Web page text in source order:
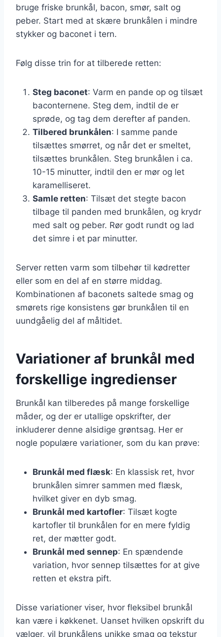
bruge friske brunkål, bacon, smør, salt og
peber. Start med at skære brunkålen i mindre
stykker og baconet i tern.
Følg disse trin for at tilberede retten:
Steg baconet: Varm en pande op og tilsæt
baconternene. Steg dem, indtil de er
sprøde, og tag dem derefter af panden.
Tilbered brunkålen: I samme pande
tilsættes smørret, og når det er smeltet,
tilsættes brunkålen. Steg brunkålen i ca.
10-15 minutter, indtil den er mør og let
karamelliseret.
Samle retten: Tilsæt det stegte bacon
tilbage til panden med brunkålen, og krydr
med salt og peber. Rør godt rundt og lad
det simre i et par minutter.
Server retten varm som tilbehør til kødretter
eller som en del af en større middag.
Kombinationen af baconets saltede smag og
smørets rige konsistens gør brunkålen til en
uundgåelig del af måltidet.
Variationer af brunkål med
forskellige ingredienser
Brunkål kan tilberedes på mange forskellige
måder, og der er utallige opskrifter, der
inkluderer denne alsidige grøntsag. Her er
nogle populære variationer, som du kan prøve:
Brunkål med flæsk: En klassisk ret, hvor
brunkålen simrer sammen med flæsk,
hvilket giver en dyb smag.
Brunkål med kartofler: Tilsæt kogte
kartofler til brunkålen for en mere fyldig
ret, der mætter godt.
Brunkål med sennep: En spændende
variation, hvor sennep tilsættes for at give
retten et ekstra pift.
Disse variationer viser, hvor fleksibel brunkål
kan være i køkkenet. Uanset hvilken opskrift du
vælger, vil brunkålens unikke smag og tekstur